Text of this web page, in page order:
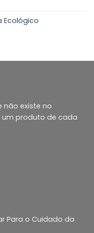
Ecológico
não existe no
um produto de cada
Para o Cuidado da